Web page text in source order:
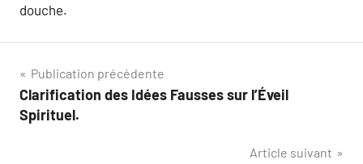
douche.
Navigation
de
Publication précédente
Clarification des Idées Fausses sur l’Éveil
Spirituel.
Article suivant